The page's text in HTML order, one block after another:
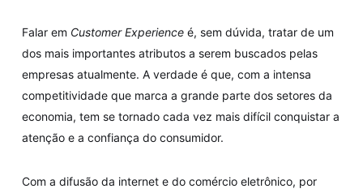
Falar em Customer Experienceé, sem dúvida, tratar de um
dos mais importantes atributos a serem buscados pelas
empresas atualmente. A verdade é que, com a intensa
competitividade que marca a grande parte dos setores da
economia, tem se tornado cada vez mais difícil conquistar a
atenção e a confiança do consumidor.
Com a difusão da internet e do comércio eletrônico, por